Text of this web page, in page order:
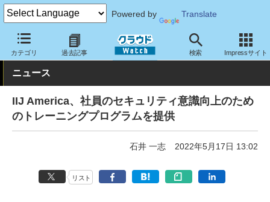
Powered by Translate
カテゴリ 過去記事 検索 Impressサイト
クラウド Watch セキュリティ セキュリティサービス
ニュース
IIJ America、社員のセキュリティ意識向上のため
のトレーニングプログラムを提供
石井 一志 2022年5月17日 13:02
リスト